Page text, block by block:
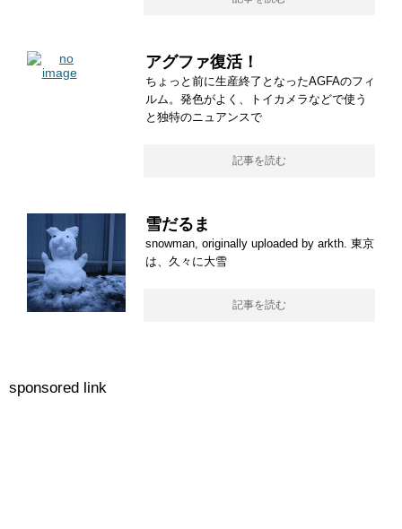
アグファ復活！
ちょっと前に生産終了となったAGFAのフィ
ルム。発色がよく、トイカメラなどで使う
と独特のニュアンスで
記事を読む
雪だるま
snowman, originally uploaded by arkth. 東京
は、久々に大雪
記事を読む
sponsored link